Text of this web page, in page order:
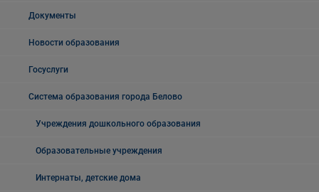
Документы
Новости образования
Госуслуги
Система образования города Белово
Учреждения дошкольного образования
Образовательные учреждения
Интернаты, детские дома